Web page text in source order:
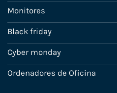
Monitores
Black friday
Cyber monday
Ordenadores de Oficina